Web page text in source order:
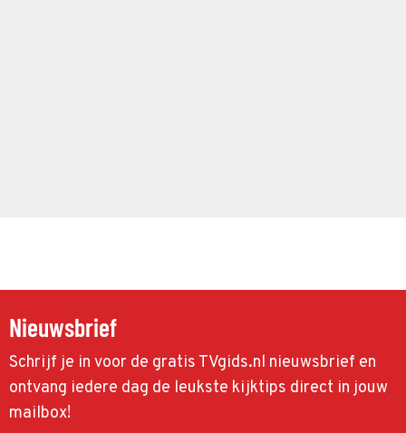
Nieuwsbrief
Schrijf je in voor de gratis TVgids.nl nieuwsbrief en
ontvang iedere dag de leukste kijktips direct in jouw
mailbox!